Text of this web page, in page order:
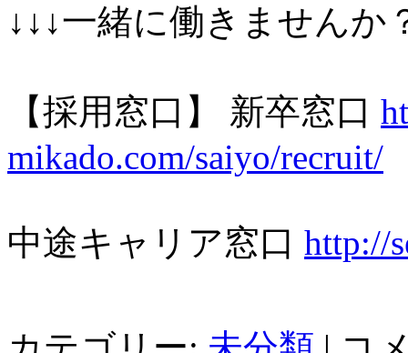
↓↓↓一緒に働きませんか
【採用窓口】 新卒窓口
mikado.com/saiyo/recruit/
中途キャリア窓口 http://